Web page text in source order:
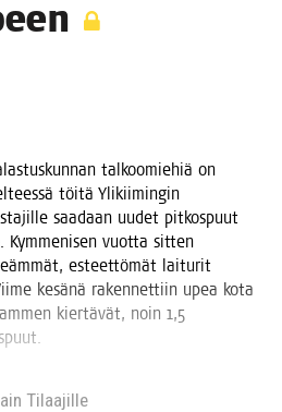
tal­koo­mie­hiä on
töi­tä Yli­kii­min­gin
saa­daan uudet pit­kos­puut
Kym­me­ni­sen vuot­ta sit­ten
esteet­tö­mät lai­tu­rit
kesä­nä raken­net­tiin upea kota
kier­tä­vät, noin 1,5
Tilaa­jil­le